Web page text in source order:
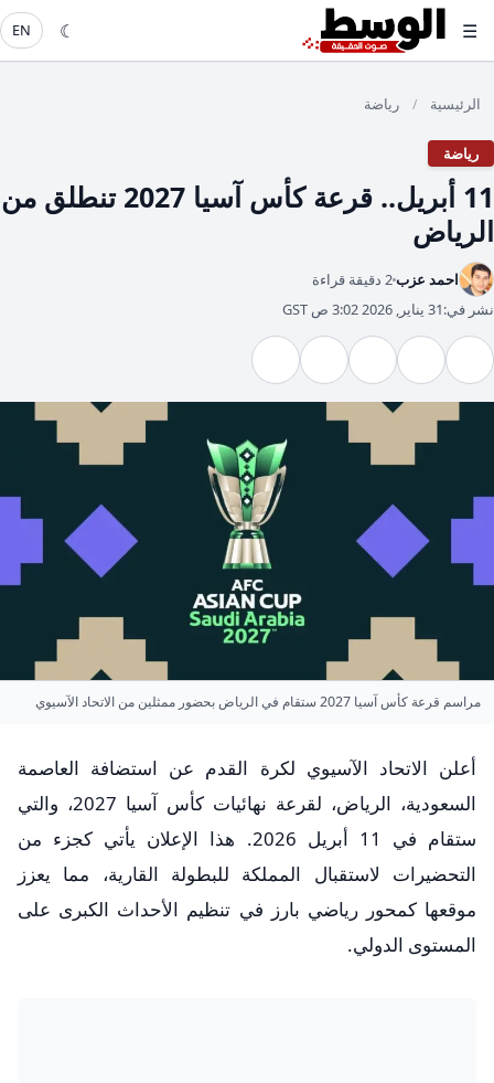
☰
☾
EN
الرئيسية / رياضة
رياضة
11 أبريل.. قرعة كأس آسيا 2027 تنطلق من
الرياض
احمد عزب2 دقيقة قراءة
نشر في:31 يناير, 2026 3:02 ص GST
مراسم قرعة كأس آسيا 2027 ستقام في الرياض بحضور ممثلين من الاتحاد الآسيوي
أعلن الاتحاد الآسيوي لكرة القدم عن استضافة العاصمة
السعودية، الرياض، لقرعة نهائيات كأس آسيا 2027، والتي
ستقام في 11 أبريل 2026. هذا الإعلان يأتي كجزء من
التحضيرات لاستقبال المملكة للبطولة القارية، مما يعزز
موقعها كمحور رياضي بارز في تنظيم الأحداث الكبرى على
المستوى الدولي.